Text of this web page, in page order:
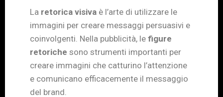
La retorica visiva è l’arte di utilizzare le
immagini per creare messaggi persuasivi e
coinvolgenti. Nella pubblicità, le figure
retoriche sono strumenti importanti per
creare immagini che catturino l’attenzione
e comunicano efficacemente il messaggio
del brand.